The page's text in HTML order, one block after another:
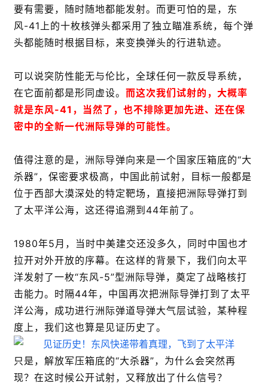
要有需要，随时随地都能发射。而更可怕的是，东
风-41上的十枚核弹头都采用了独立瞄准系统，每个弹
头都能随时根据目标，来变换弹头的行进轨迹。
可以说突防性能无与伦比，全球任何一款反导系统，
在它面前都是形同虚设。 而这次我们试射的，大概率
就是东风-41，当然了，也不排除更加先进、还在保
密中的全新一代洲际导弹的可能性。
值得注意的是，洲际导弹向来是一个国家压箱底的“大
杀器”，保密要求极高，中国此前试射，目标一般都是
位于西部大漠深处的特定靶场，直接把洲际导弹打到
了太平洋公海，这还得追溯到44年前了。
1980年5月，当时中美建交还没多久，同时中国也才
拉开对外开放的序幕。在这样的背景下，我们向太平
洋发射了一枚“东风-5”型洲际导弹，奠定了战略核打
击能力。时隔44年，中国再次把洲际导弹打到了太平
洋公海，成功进行洲际弹道导弹大气层试验，某种程
度上，我们这也算是见证历史了。
只是，解放军压箱底的“大杀器”，为什么会突然再
现？在这时候公开试射，又释放出了什么信号？